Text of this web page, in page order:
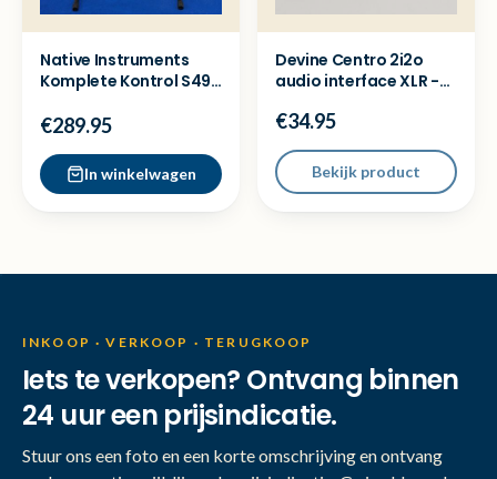
Native Instruments
Komplete Kontrol S49
€289.95
In winkelwagen
Devine Centro 2i2o
audio interface XLR -
€34.95
Bekijk product
INKOOP · VERKOOP · TERUGKOOP
Iets te verkopen? Ontvang binnen
24 uur een prijsindicatie.
Stuur ons een foto en een korte omschrijving en ontvang